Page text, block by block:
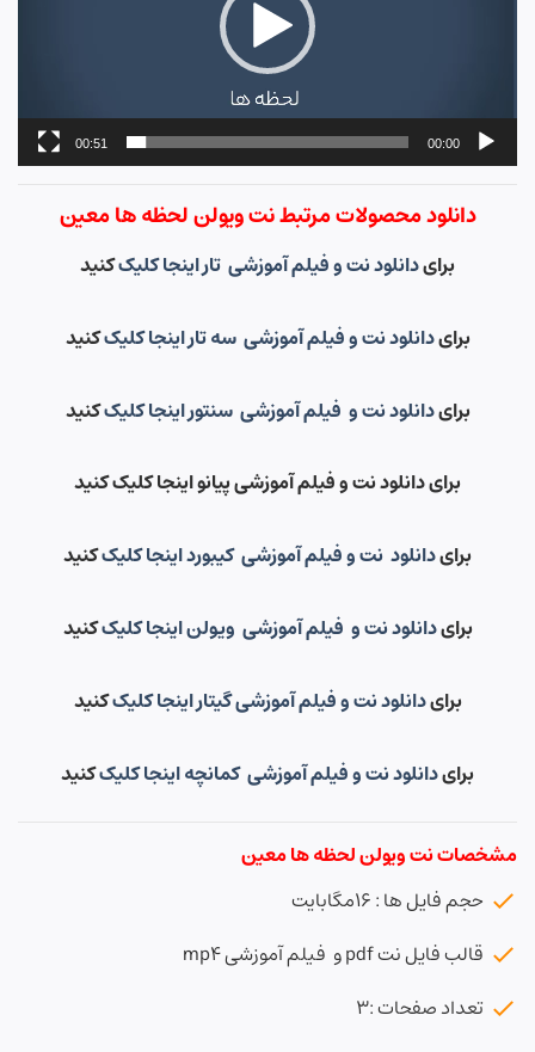
00:00
00:51
دانلود محصولات مرتبط نت ویولن لحظه ها معین
برایدانلود نت و فیلم آموزشی تار اینجا کلیککنید
برایدانلود نت و فیلم آموزشی سه تار اینجا کلیککنید
برایدانلود نت و فیلم آموزشی سنتور اینجا کلیککنید
برای دانلود نت و فیلم آموزشی پیانو اینجا کلیک کنید
برایدانلود نت و فیلم آموزشی کیبورد اینجا کلیککنید
برایدانلود نت و فیلم آموزشی ویولن اینجا کلیککنید
برایدانلود نت و فیلم آموزشی گیتار اینجا کلیککنید
برایدانلود نت و فیلم آموزشی کمانچه اینجا کلیککنید
مشخصات نت ویولن لحظه ها معین
حجم فایل ها : ۱۶مگابایت
قالب فایل نت pdf و فیلم آموزشی mp4
تعداد صفحات :۳